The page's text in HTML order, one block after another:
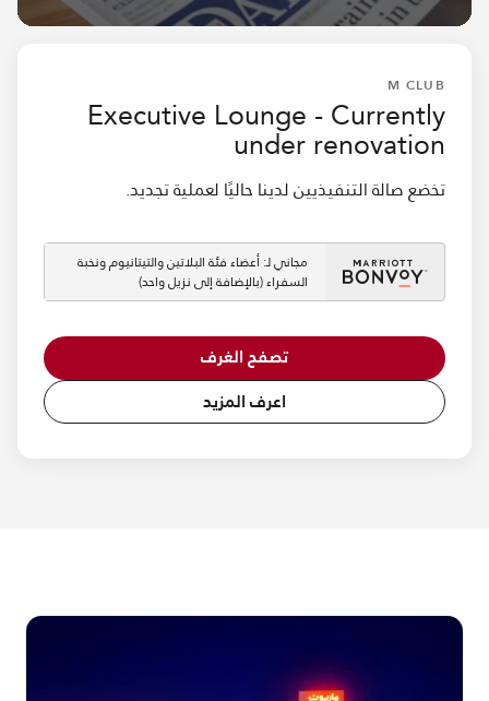
M CLUB
Executive Lounge - Currently
under renovation
تخضع صالة التنفيذيين لدينا حاليًا لعملية تجديد.
مجاني لـ: أعضاء فئة البلاتين والتيتانيوم ونخبة
السفراء (بالإضافة إلى نزيل واحد)
تصفح الغرف
اعرف المزيد